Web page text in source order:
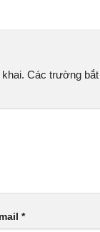
Các trường
*